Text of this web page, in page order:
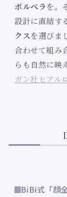
ボルベラを。
設計に直結す
クスを選びま
合わせて組み
らも自然に映
ガン社ヒアル
BiBi式「顔